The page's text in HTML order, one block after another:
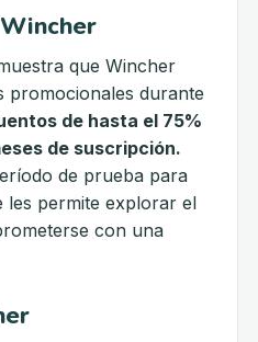
que Wincher
promocionales durante
de hasta el 75%
de suscripción.
de prueba para
les permite explorar el
con una